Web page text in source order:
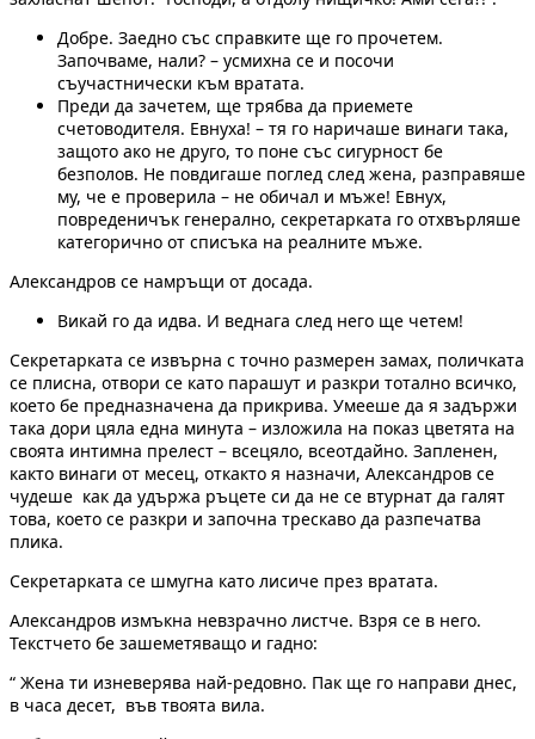
Добре. Заедно със справките ще го прочетем.
Започваме, нали? – усмихна се и посочи
съучастнически към вратата.
Преди да зачетем, ще трябва да приемете
счетоводителя. Евнуха! – тя го наричаше винаги така,
защото ако не друго, то поне със сигурност бе
безполов. Не повдигаше поглед след жена, разправяше
му, че е проверила – не обичал и мъже! Евнух,
повреденичък генерално, секретарката го отхвърляше
категорично от списъка на реалните мъже.
Александров се намръщи от досада.
Викай го да идва. И веднага след него ще четем!
Секретарката се извърна с точно размерен замах, поличката
се плисна, отвори се като парашут и разкри тотално всичко,
което бе предназначена да прикрива. Умееше да я задържи
така дори цяла една минута – изложила на показ цветята на
своята интимна прелест – всецяло, всеотдайно. Запленен,
както винаги от месец, откакто я назначи, Александров се
чудеше как да удържа ръцете си да не се втурнат да галят
това, което се разкри и започна трескаво да разпечатва
плика.
Секретарката се шмугна като лисиче през вратата.
Александров измъкна невзрачно листче. Взря се в него.
Текстчето бе зашеметяващо и гадно:
“ Жена ти изневерява най-редовно. Пак ще го направи днес,
в часа десет, във твоята вила.